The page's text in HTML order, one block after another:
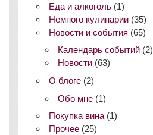
Еда и алкоголь (1)
Немного кулинарии (35)
Новости и события (65)
Календарь событий (2)
Новости (63)
О блоге (2)
Обо мне (1)
Покупка вина (1)
Прочее (25)